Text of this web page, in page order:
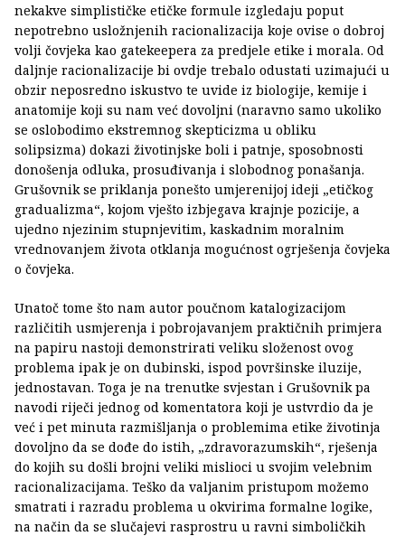
nekakve simplističke etičke formule izgledaju poput
nepotrebno usložnjenih racionalizacija koje ovise o dobroj
volji čovjeka kao gatekeepera za predjele etike i morala. Od
daljnje racionalizacije bi ovdje trebalo odustati uzimajući u
obzir neposredno iskustvo te uvide iz biologije, kemije i
anatomije koji su nam već dovoljni (naravno samo ukoliko
se oslobodimo ekstremnog skepticizma u obliku
solipsizma) dokazi životinjske boli i patnje, sposobnosti
donošenja odluka, prosuđivanja i slobodnog ponašanja.
Grušovnik se priklanja ponešto umjerenijoj ideji „etičkog
gradualizma“, kojom vješto izbjegava krajnje pozicije, a
ujedno njezinim stupnjevitim, kaskadnim moralnim
vrednovanjem života otklanja mogućnost ogrješenja čovjeka
o čovjeka.
Unatoč tome što nam autor poučnom katalogizacijom
različitih usmjerenja i pobrojavanjem praktičnih primjera
na papiru nastoji demonstrirati veliku složenost ovog
problema ipak je on dubinski, ispod površinske iluzije,
jednostavan. Toga je na trenutke svjestan i Grušovnik pa
navodi riječi jednog od komentatora koji je ustvrdio da je
već i pet minuta razmišljanja o problemima etike životinja
dovoljno da se dođe do istih, „zdravorazumskih“, rješenja
do kojih su došli brojni veliki mislioci u svojim velebnim
racionalizacijama. Teško da valjanim pristupom možemo
smatrati i razradu problema u okvirima formalne logike,
na način da se slučajevi rasprostru u ravni simboličkih